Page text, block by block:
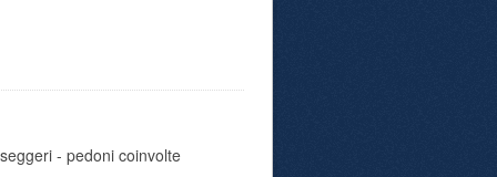
- pedoni coinvolte